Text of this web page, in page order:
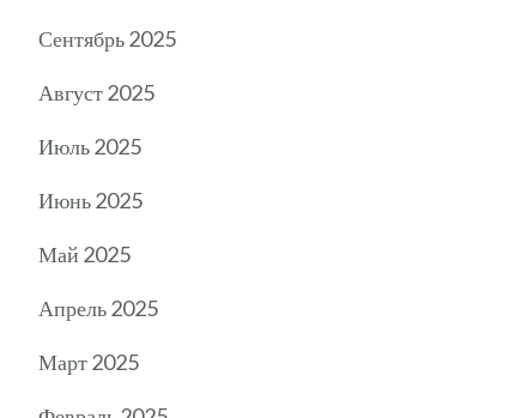
Сентябрь 2025
Август 2025
Июль 2025
Июнь 2025
Май 2025
Апрель 2025
Март 2025